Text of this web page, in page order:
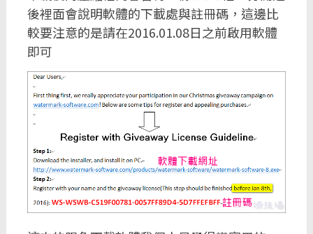
後裡面會說明軟體的下載處與註冊碼，這邊比
較要注意的是請在2016.01.08日之前啟用軟體
即可